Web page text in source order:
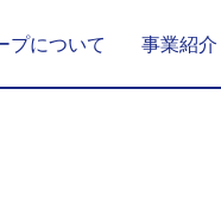
プについて 事業紹介